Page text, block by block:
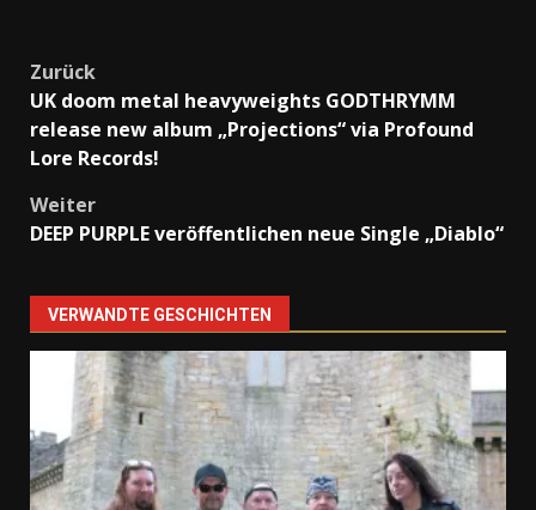
Beitragsnavigation
Zurück
UK doom metal heavyweights GODTHRYMM
release new album „Projections“ via Profound
Lore Records!
Weiter
DEEP PURPLE veröffentlichen neue Single „Diablo“
VERWANDTE GESCHICHTEN